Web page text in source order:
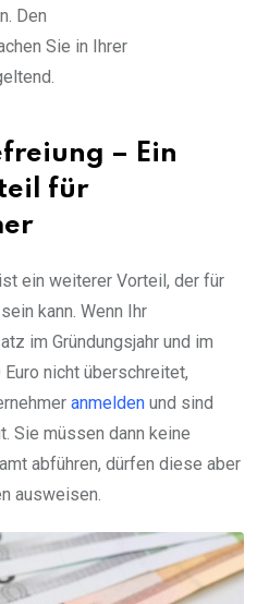
Den
Sie in Ihrer
– Ein
für
ein weiterer Vorteil, der für
kann. Wenn Ihr
im Gründungsjahr und im
nicht überschreitet,
anmelden und sind
Sie müssen dann keine
abführen, dürfen diese aber
ausweisen.